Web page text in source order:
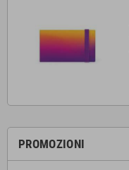
PROMOZIONI